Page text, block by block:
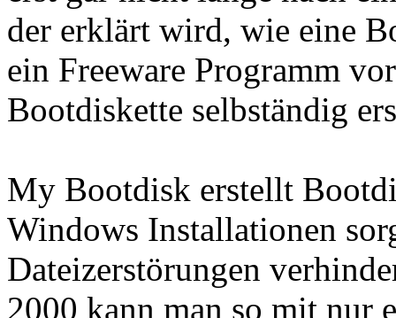
der erklärt wird, wie eine
ein Freeware Programm
Bootdiskette selbständig
My Bootdisk erstellt
Windows Installationen
Dateizerstörungen
2000 kann man so mit nur